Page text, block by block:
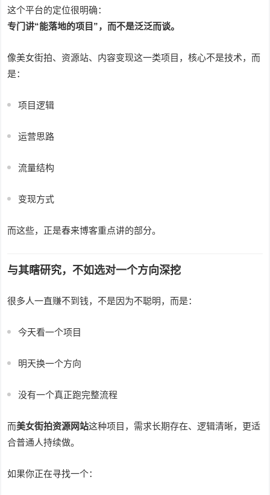
这个平台的定位很明确：
专门讲“能落地的项目”，而不是泛泛而谈。
像美女街拍、资源站、内容变现这一类项目，核心不是技术，而
是：
项目逻辑
运营思路
流量结构
变现方式
而这些，正是春来博客重点讲的部分。
与其瞎研究，不如选对一个方向深挖
很多人一直赚不到钱，不是因为不聪明，而是：
今天看一个项目
明天换一个方向
没有一个真正跑完整流程
而美女街拍资源网站这种项目，需求长期存在、逻辑清晰，更适
合普通人持续做。
如果你正在寻找一个：